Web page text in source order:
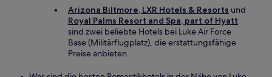
Arizona Biltmore, LXR Hotels & Resorts und
Royal Palms Resort and Spa, part of Hyatt
sind zwei beliebte Hotels bei Luke Air Force
Base (Militärflugplatz), die erstattungsfähige
Preise anbieten.